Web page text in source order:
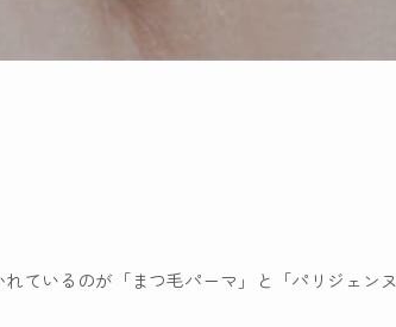
ているのが「まつ毛パーマ」と「パリジェン